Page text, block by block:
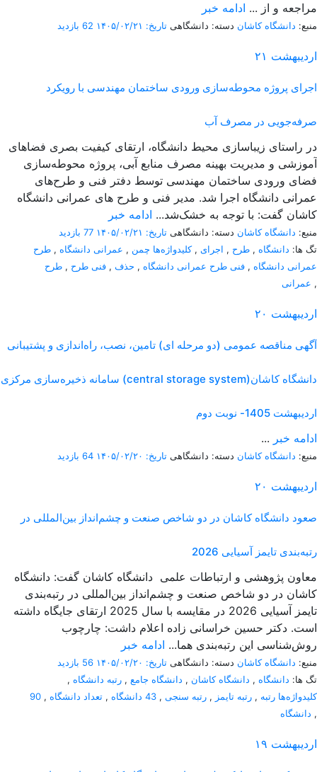
مراجعه و از ... ادامه خبر
منبع: دانشگاه کاشان دسته: دانشگاهی تاریخ: ۱۴۰۵/۰۲/۲۱ 62 بازدید
۲۱ اردیبهشت
اجرای پروژه محوطه‌سازی ورودی ساختمان مهندسی با رویکرد
صرفه‌جویی در مصرف آب
در راستای زیباسازی محیط دانشگاه، ارتقای کیفیت بصری فضاهای
آموزشی و مدیریت بهینه مصرف منابع آبی، پروژه محوطه‌سازی
فضای ورودی ساختمان مهندسی توسط دفتر فنی و طرح‌های
عمرانی دانشگاه اجرا شد. مدیر فنی و طرح های عمرانی دانشگاه
کاشان گفت: با توجه به خشک‌شد... ادامه خبر
منبع: دانشگاه کاشان دسته: دانشگاهی تاریخ: ۱۴۰۵/۰۲/۲۱
77 بازدید
تگ ها: دانشگاه , طرح , اجرای ,کلیدواژه‌ها چمن , عمرانی دانشگاه , طرح
عمرانی دانشگاه , فنی طرح عمرانی دانشگاه , حذف , فنی طرح , طرح
عمرانی ,
۲۰ اردیبهشت
آگهی مناقصه عمومی (دو مرحله ای) تامین، نصب، راه‌اندازی و پشتیبانی
سامانه ذخیره‌سازی مرکزی (central storage system)دانشگاه کاشان
اردیبهشت 1405- نوبت دوم
... ادامه خبر
منبع: دانشگاه کاشان دسته: دانشگاهی تاریخ: ۱۴۰۵/۰۲/۲۰ 64 بازدید
۲۰ اردیبهشت
صعود دانشگاه کاشان در دو شاخص صنعت و چشم‌انداز بین‌المللی در
رتبه‌بندی تایمز آسیایی 2026
معاون پژوهشی و ارتباطات علمی دانشگاه کاشان گفت: دانشگاه
کاشان در دو شاخص صنعت و چشم‌انداز بین‌المللی در رتبه‌بندی
تایمز آسیایی 2026 در مقایسه با سال 2025 ارتقای جایگاه داشته
است. دکتر حسین خراسانی زاده اعلام داشت: چارچوب
روش‌شناسی این رتبه‌بندی هما... ادامه خبر
منبع: دانشگاه کاشان دسته: دانشگاهی تاریخ: ۱۴۰۵/۰۲/۲۰
56 بازدید
تگ ها: دانشگاه , دانشگاه کاشان , دانشگاه جامع , رتبه دانشگاه ,
کلیدواژه‌ها رتبه , رتبه تایمز , رتبه سنجی , 43 دانشگاه , تعداد دانشگاه ,
90
دانشگاه ,
۱۹ اردیبهشت